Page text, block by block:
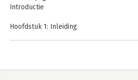
Introductie
Hoofdstuk 1: Inleiding